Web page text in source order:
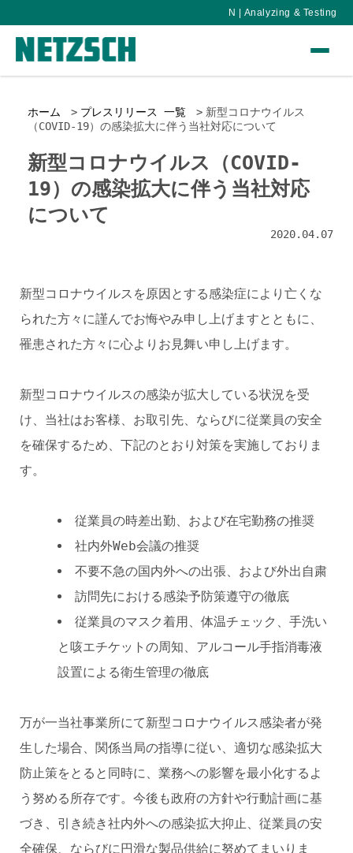
N | Analyzing & Testing
ホーム プレスリリース 一覧
新型コロナウイルス
（COVID-19）の感染拡大に伴う当社対応について
新型コロナウイルス（COVID-
19）の感染拡大に伴う当社対応
について
2020.04.07
新型コロナウイルスを原因とする感染症により亡くな
られた方々に謹んでお悔やみ申し上げますとともに、
罹患された方々に心よりお見舞い申し上げます。
新型コロナウイルスの感染が拡大している状況を受
け、当社はお客様、お取引先、ならびに従業員の安全
を確保するため、下記のとおり対策を実施しておりま
す。
従業員の時差出勤、および在宅勤務の推奨
社内外Web会議の推奨
不要不急の国内外への出張、および外出自粛
訪問先における感染予防策遵守の徹底
従業員のマスク着用、体温チェック、手洗い
と咳エチケットの周知、アルコール手指消毒液
設置による衛生管理の徹底
万が一当社事業所にて新型コロナウイルス感染者が発
生した場合、関係当局の指導に従い、適切な感染拡大
防止策をとると同時に、業務への影響を最小化するよ
う努める所存です。今後も政府の方針や行動計画に基
づき、引き続き社内外への感染拡大抑止、従業員の安
全確保、ならびに円滑な製品供給に努めてまいりま